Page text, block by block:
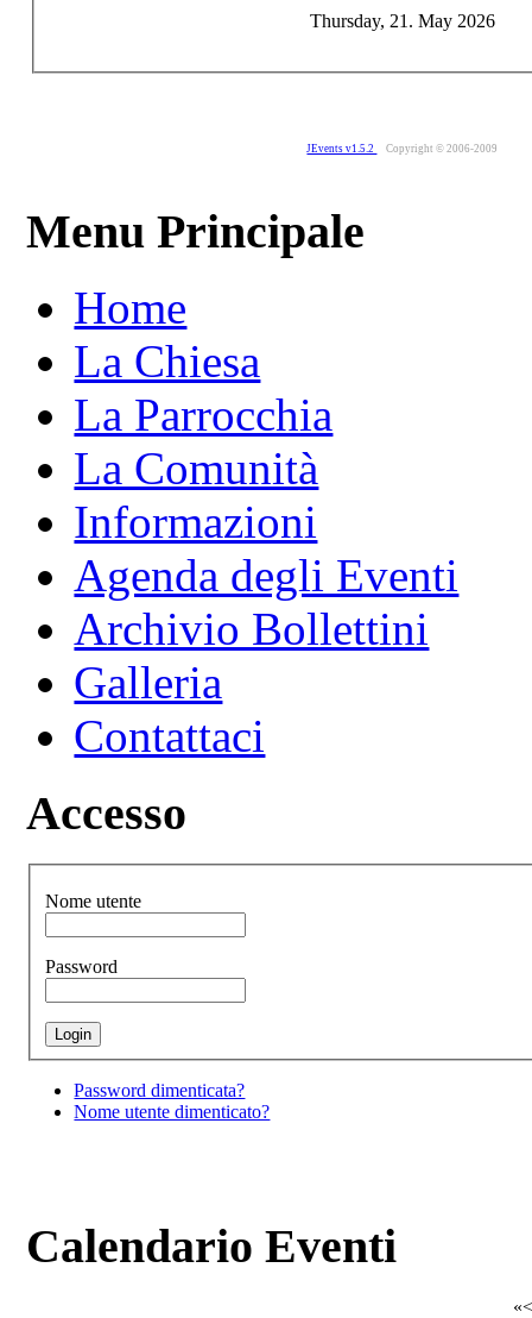
Thursday, 21. May 2026
JEvents v1.5.2 Copyright © 2006-2009
Menu Principale
Home
La Chiesa
La Parrocchia
La Comunità
Informazioni
Agenda degli Eventi
Archivio Bollettini
Galleria
Contattaci
Accesso
Nome utente
Password
Password dimenticata?
Nome utente dimenticato?
Calendario Eventi
«<